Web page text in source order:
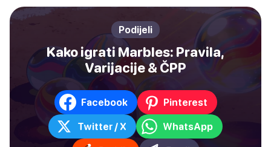
Podijeli
Kako igrati Marbles: Pravila,
Varijacije & ČPP
Facebook Pinterest
Twitter / X WhatsApp